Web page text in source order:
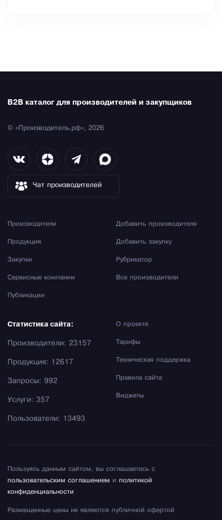
B2B каталог для производителей и закупщиков
© «Производитель.рф», 2026
Чат производителей
Производители
Продукция
Закупки
Сервисные компании
Публикации
Добавить производителя
Добавить закупку
Рубрикатор
Все производители
О проекте
Тарифы
Техническая поддержка
Правила сайта
Виджеты
Статистика сайта:
Производители: 23157
Продукция: 12617
Запросы: 992
Услуги: 357
Пользователи: 13493
Пользуясь данным сайтом, вы соглашаетесь с
пользовательским соглашением и политикой
конфиденциальности
Размещенные цены не являются публичной офертой